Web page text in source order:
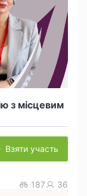
з місцевим
Взяти участь
187 36